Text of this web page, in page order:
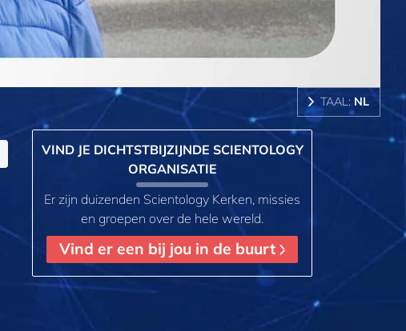
TAAL: NL
VIND JE DICHTSTBIJZIJNDE SCIENTOLOGY
ORGANISATIE
Er zijn duizenden Scientology Kerken, missies
en groepen over de hele wereld.
Vind er een bij jou in de buurt